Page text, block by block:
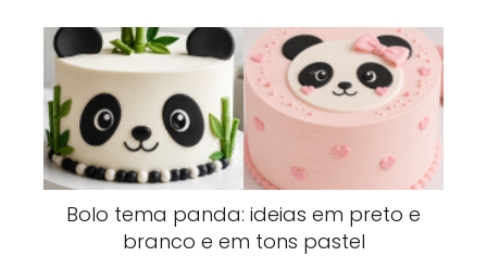
Bolo tema panda: ideias em preto e
branco e em tons pastel